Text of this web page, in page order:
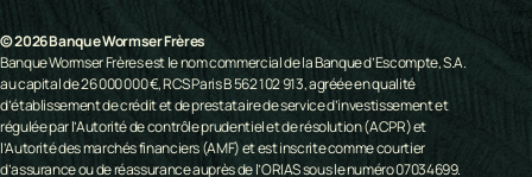
© 2026 Banque Wormser Frères
Banque Wormser Frères est le nom commercial de la Banque d’Escompte, S.A.
au capital de 26 000 000 €, RCS Paris B 562 102 913, agréée en qualité
d’établissement de crédit et de prestataire de service d’investissement et
régulée par l’Autorité de contrôle prudentiel et de résolution (ACPR) et
l’Autorité des marchés financiers (AMF) et est inscrite comme courtier
d’assurance ou de réassurance auprès de l’ORIAS sous le numéro 07034699.